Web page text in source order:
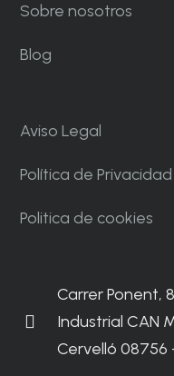
Sobre nosotros
Blog
Aviso Legal
Política de Privacidad
Politica de cookies
Carrer Ponent,
Industrial CAN
Cervelló 08756